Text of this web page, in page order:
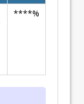
****%